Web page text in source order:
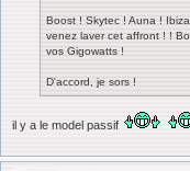
Boost ! Skytec ! Auna !
venez laver cet affront ! !
vos Gigowatts !
D'accord, je sors !
il y a le model passif